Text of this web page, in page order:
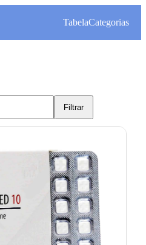
TabelaCategorias
Filtrar